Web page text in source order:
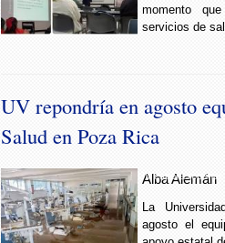
momento
servicios de
UV repondría en agosto
Salud en Poza Rica
UV espera
Alba Alemán
La
agosto el